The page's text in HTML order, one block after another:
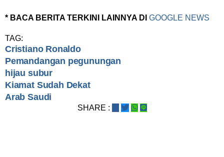
* BACA BERITA TERKINI LAINNYA DI GOOGLE NEWS
TAG:
Cristiano Ronaldo
Pemandangan pegunungan
hijau subur
Kiamat Sudah Dekat
Arab Saudi
SHARE :